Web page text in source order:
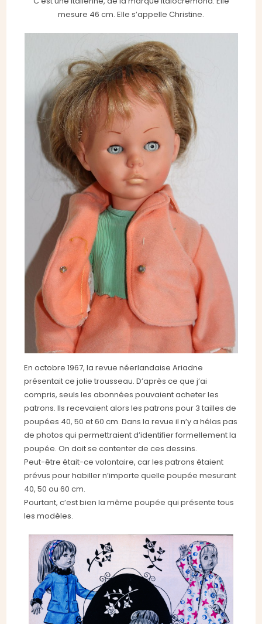
mesure 46 cm. Elle s’appelle Christine.
En octobre 1967, la revue néerlandaise Ariadne
présentait ce jolie trousseau. D’après ce que j’ai
compris, seuls les abonnées pouvaient acheter les
patrons. Ils recevaient alors les patrons pour 3 tailles de
poupées 40, 50 et 60 cm. Dans la revue il n’y a hélas pas
de photos qui permettraient d’identifier formellement la
poupée. On doit se contenter de ces dessins.
Peut-être était-ce volontaire, car les patrons étaient
prévus pour habiller n’importe quelle poupée mesurant
40, 50 ou 60 cm.
Pourtant, c’est bien la même poupée qui présente tous
les modèles.